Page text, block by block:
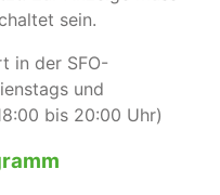
sein.
in der SFO-
und
bis 20:00 Uhr)